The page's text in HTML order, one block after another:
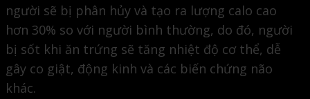
người sẽ bị phân hủy và tạo ra lượng calo cao
hơn 30% so với người bình thường, do đó, người
bị sốt khi ăn trứng sẽ tăng nhiệt độ cơ thể, dễ
gây co giật, động kinh và các biến chứng não
khác.